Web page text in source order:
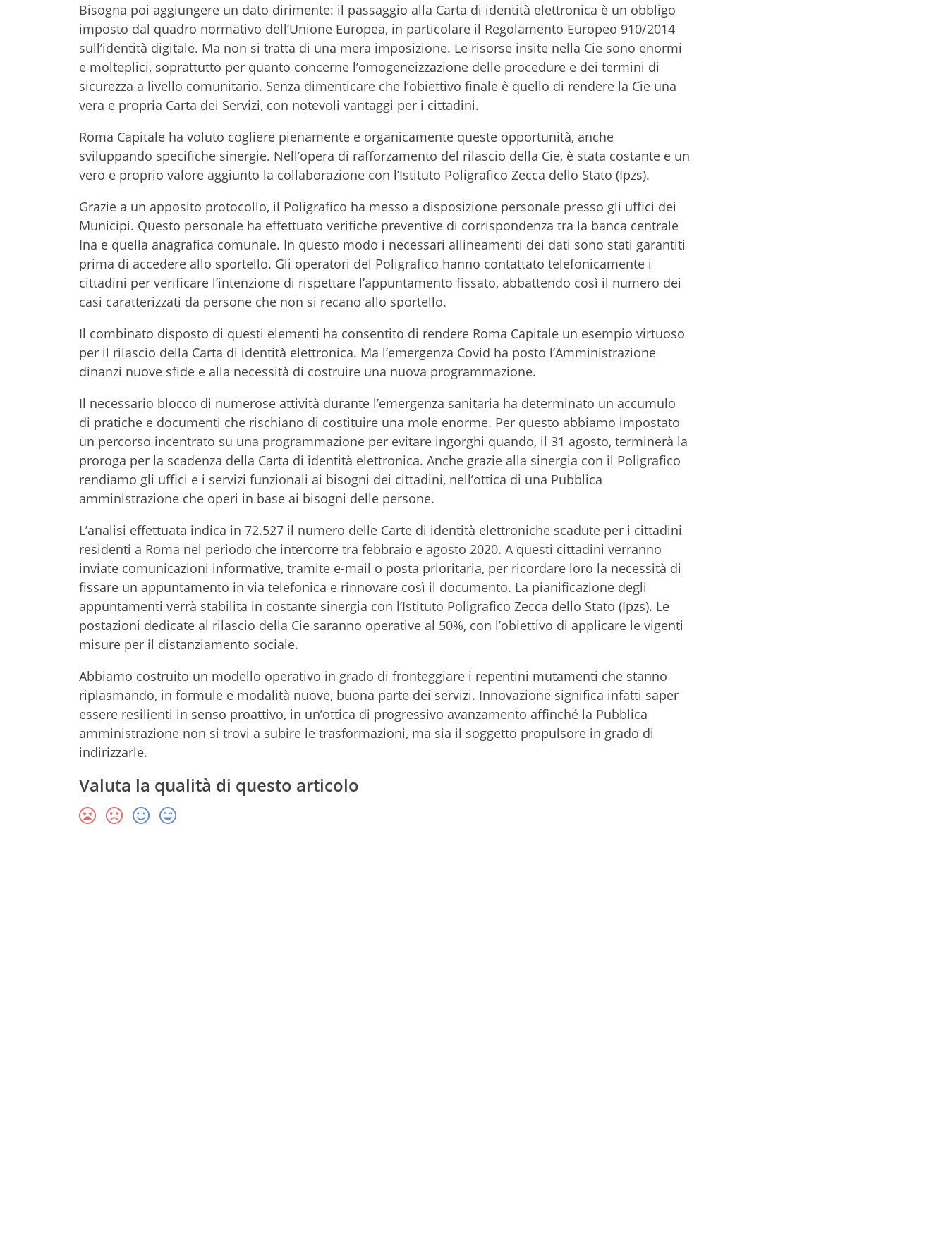
Bisogna poi aggiungere un dato dirimente: il passaggio alla Carta di identità elettronica è un obbligo
imposto dal quadro normativo dell’Unione Europea, in particolare il Regolamento Europeo 910/2014
sull’identità digitale. Ma non si tratta di una mera imposizione. Le risorse insite nella Cie sono enormi
e molteplici, soprattutto per quanto concerne l’omogeneizzazione delle procedure e dei termini di
sicurezza a livello comunitario. Senza dimenticare che l’obiettivo finale è quello di rendere la Cie una
vera e propria Carta dei Servizi, con notevoli vantaggi per i cittadini.
Roma Capitale ha voluto cogliere pienamente e organicamente queste opportunità, anche
sviluppando specifiche sinergie. Nell’opera di rafforzamento del rilascio della Cie, è stata costante e un
vero e proprio valore aggiunto la collaborazione con l’Istituto Poligrafico Zecca dello Stato (Ipzs).
Grazie a un apposito protocollo, il Poligrafico ha messo a disposizione personale presso gli uffici dei
Municipi. Questo personale ha effettuato verifiche preventive di corrispondenza tra la banca centrale
Ina e quella anagrafica comunale. In questo modo i necessari allineamenti dei dati sono stati garantiti
prima di accedere allo sportello. Gli operatori del Poligrafico hanno contattato telefonicamente i
cittadini per verificare l’intenzione di rispettare l’appuntamento fissato, abbattendo così il numero dei
casi caratterizzati da persone che non si recano allo sportello.
Il combinato disposto di questi elementi ha consentito di rendere Roma Capitale un esempio virtuoso
per il rilascio della Carta di identità elettronica. Ma l’emergenza Covid ha posto l’Amministrazione
dinanzi nuove sfide e alla necessità di costruire una nuova programmazione.
Il necessario blocco di numerose attività durante l’emergenza sanitaria ha determinato un accumulo
di pratiche e documenti che rischiano di costituire una mole enorme. Per questo abbiamo impostato
un percorso incentrato su una programmazione per evitare ingorghi quando, il 31 agosto, terminerà la
proroga per la scadenza della Carta di identità elettronica. Anche grazie alla sinergia con il Poligrafico
rendiamo gli uffici e i servizi funzionali ai bisogni dei cittadini, nell’ottica di una Pubblica
amministrazione che operi in base ai bisogni delle persone.
L’analisi effettuata indica in 72.527 il numero delle Carte di identità elettroniche scadute per i cittadini
residenti a Roma nel periodo che intercorre tra febbraio e agosto 2020. A questi cittadini verranno
inviate comunicazioni informative, tramite e-mail o posta prioritaria, per ricordare loro la necessità di
fissare un appuntamento in via telefonica e rinnovare così il documento. La pianificazione degli
appuntamenti verrà stabilita in costante sinergia con l’Istituto Poligrafico Zecca dello Stato (Ipzs). Le
postazioni dedicate al rilascio della Cie saranno operative al 50%, con l’obiettivo di applicare le vigenti
misure per il distanziamento sociale.
Abbiamo costruito un modello operativo in grado di fronteggiare i repentini mutamenti che stanno
riplasmando, in formule e modalità nuove, buona parte dei servizi. Innovazione significa infatti saper
essere resilienti in senso proattivo, in un’ottica di progressivo avanzamento affinché la Pubblica
amministrazione non si trovi a subire le trasformazioni, ma sia il soggetto propulsore in grado di
indirizzarle.
Valuta la qualità di questo articolo